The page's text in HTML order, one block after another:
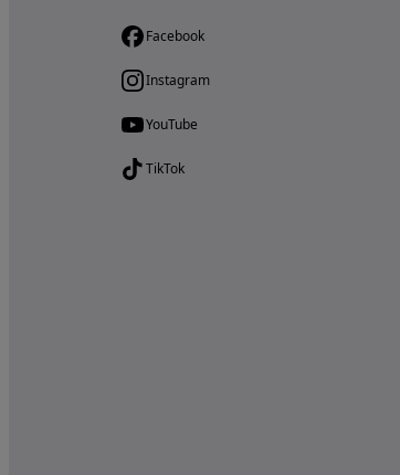
Facebook
Instagram
YouTube
TikTok